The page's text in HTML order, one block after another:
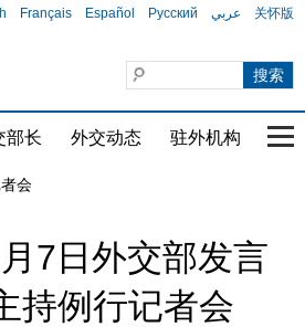
Français Español Русский عربي 关怀版
部长 外交动态 驻外机构 国
会
7日外交部发言
持例行记者会